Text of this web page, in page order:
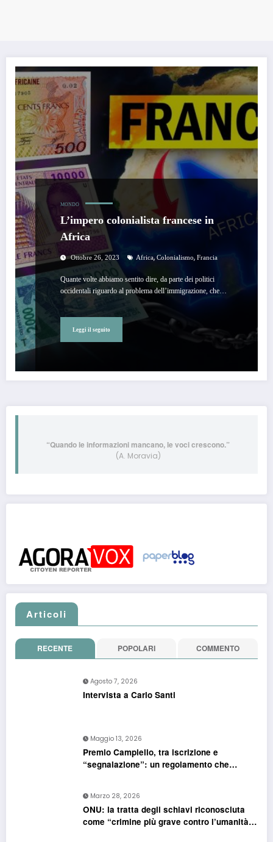
MONDO
L’impero colonialista francese in
Africa
Ottobre 26, 2023 Africa, Colonialismo, Francia
Quante volte abbiamo sentito dire, da parte dei politici
occidentali riguardo al problema dell’immigrazione, che…
Leggi il seguito
“Quando le informazioni mancano, le voci crescono.”
(A. Moravia)
Articoli
RECENTE POPOLARI COMMENTO
Agosto 7, 2026
Intervista a Carlo Santi
Maggio 13, 2026
Premio Campiello, tra iscrizione e
“segnalazione”: un regolamento che
Marzo 28, 2026
ONU: la tratta degli schiavi riconosciuta
come “crimine più grave contro l’umanità”.